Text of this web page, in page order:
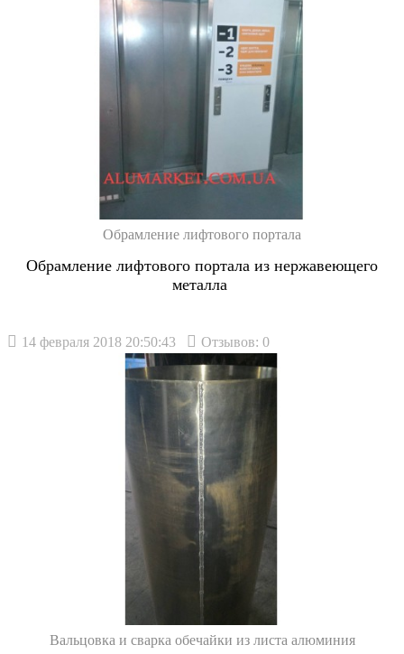
Обрамление лифтового портала
Обрамление лифтового портала из нержавеющего
металла
14 февраля 2018 20:50:43 Отзывов: 0
Вальцовка и сварка обечайки из листа алюминия